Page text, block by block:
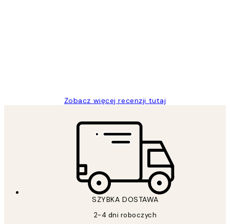
Zobacz więcej recenzji tutaj
SZYBKA DOSTAWA
2-4 dni roboczych